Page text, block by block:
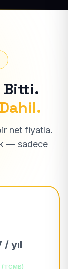
Bitti.
net fiyatla.
— sadece
/ yıl
(TCMB)